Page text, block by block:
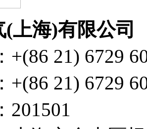
上海)有限公司
21) 6729
21) 6729